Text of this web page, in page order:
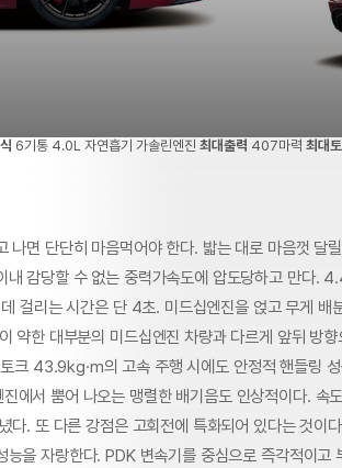
6기통 4.0L 자연흡기 가솔린엔진 최대출력 407마력 최대
나면 단단히 마음먹어야 한다. 밟는 대로 마음껏 달
내 감당할 수 없는 중력가속도에 압도당하고 만다.
걸리는 시간은 단 4초. 미드십엔진을 얹고 무게 배
약한 대부분의 미드십엔진 차량과 다르게 앞뒤 방
크 43.9kg·m의 고속 주행 시에도 안정적 핸들링
에서 뿜어 나오는 맹렬한 배기음도 인상적이다. 속
다. 또 다른 강점은 고회전에 특화되어 있다는 것
능을 자랑한다. PDK 변속기를 중심으로 즉각적이고